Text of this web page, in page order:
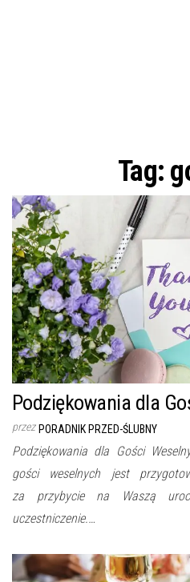
Tag:
Podziękowania dla
przez PORADNIK PRZED-ŚLUBNY
Podziękowania dla Gości
gości weselnych jest
za przybycie na Waszą
uczestniczenie.…